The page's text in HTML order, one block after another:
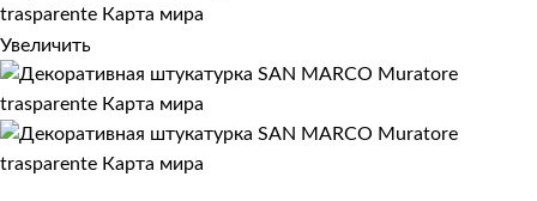
Увеличить